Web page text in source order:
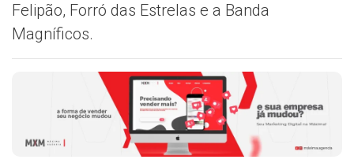
Felipão, Forró das Estrelas e a Banda
Magníficos.